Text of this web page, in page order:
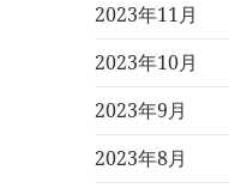
2023年11月
2023年10月
2023年9月
2023年8月